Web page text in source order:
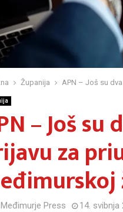
Županija APN – Još su
– Još su
za
Međimurje Press 14. svibnja